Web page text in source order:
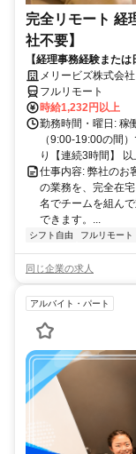
完全リモート 経
社不要】
【経理事務経験また
完全在宅で育児・介護
メリービズ株式会社
フルリモート
時給1,232円以上
勤務時間・曜日: 稼
（9:00-19:00の間
り【連続3時間】 以
仕事内容: 弊社のお
の業務を、完全在
名でチームを組ん
できます。...
シフト自由 フルリモート
同じ企業の求人
アルバイト・パート